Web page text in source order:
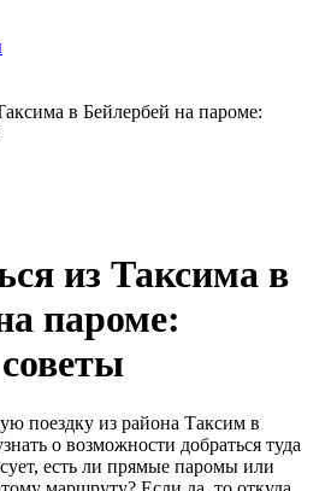
в Бейлербей на пароме:
из Таксима в
пароме:
поездку из района Таксим в
о возможности добраться туда
есть ли прямые паромы или